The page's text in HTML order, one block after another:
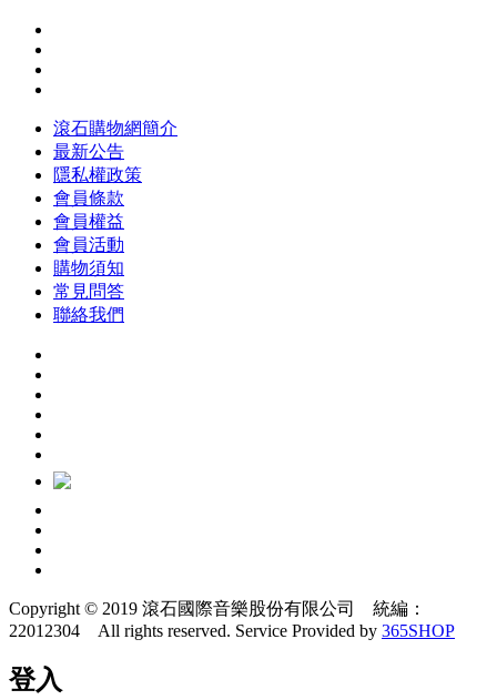
滾石購物網簡介
最新公告
隱私權政策
會員條款
會員權益
會員活動
購物須知
常見問答
聯絡我們
Copyright © 2019 滾石國際音樂股份有限公司 統編：
22012304 All rights reserved. Service Provided by 365SHOP
登入